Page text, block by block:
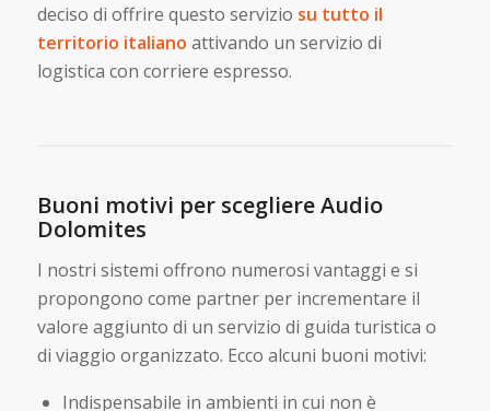
deciso di offrire questo servizio su tutto il
territorio italiano attivando un servizio di
logistica con corriere espresso.
Buoni motivi per scegliere Audio
Dolomites
I nostri sistemi offrono numerosi vantaggi e si
propongono come partner per incrementare il
valore aggiunto di un servizio di guida turistica o
di viaggio organizzato. Ecco alcuni buoni motivi:
Indispensabile in ambienti in cui non è